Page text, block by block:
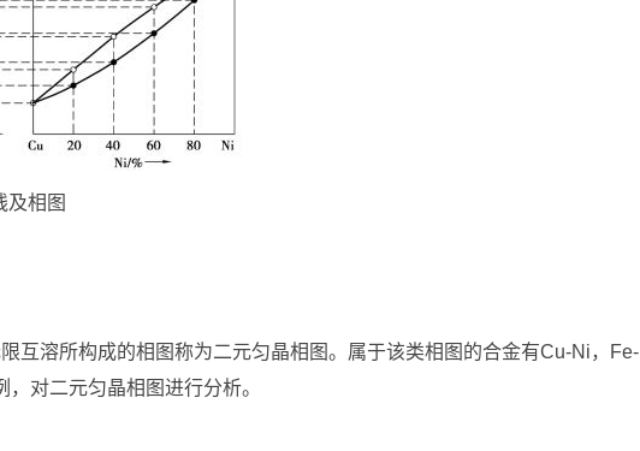
相图
互溶所构成的相图称为二元匀晶相图。属于该类相图的合金有Cu-Ni，Fe-
对二元匀晶相图进行分析。